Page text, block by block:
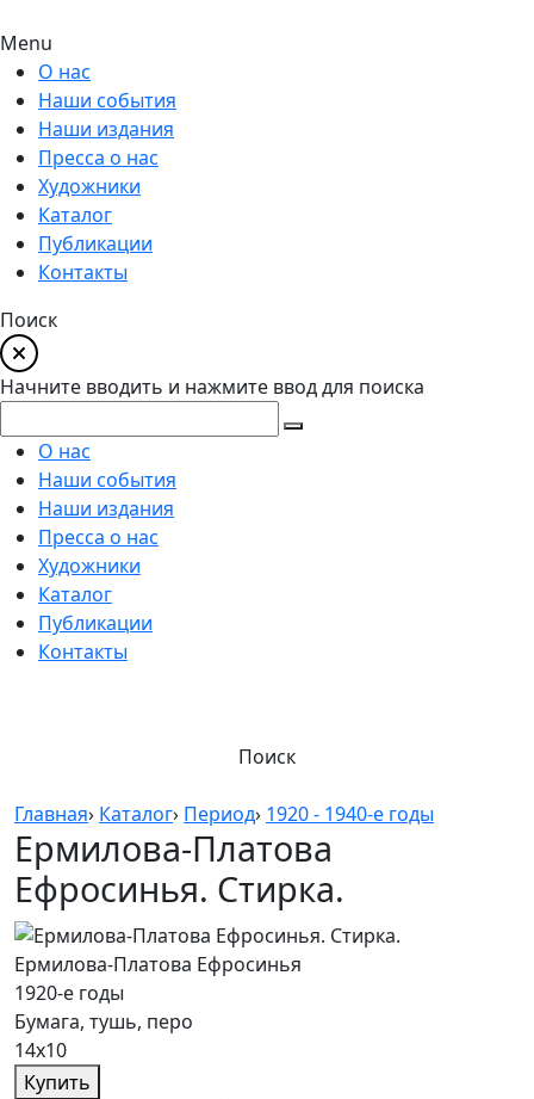
Menu
О нас
Наши события
Наши издания
Пресса о нас
Художники
Каталог
Публикации
Контакты
Поиск
Начните вводить и нажмите ввод для поиска
О нас
Наши события
Наши издания
Пресса о нас
Художники
Каталог
Публикации
Контакты
Поиск
Главная› Каталог› Период› 1920 - 1940-е годы
Ермилова-Платова
Ефросинья. Стирка.
Ермилова-Платова Ефросинья
1920-е годы
Бумага, тушь, перо
14х10
Купить